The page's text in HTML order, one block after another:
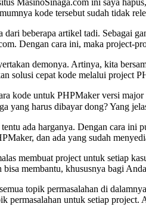
kode tersebut sudah tidak
beberapa artikel tadi. Sebagai
Dengan cara ini, maka project-
demonya. Artinya, kita
solusi cepat kode melalui project
kode untuk PHPMaker versi
yang harus dibayar dong? Yang
ada harganya. Dengan cara
dan ada yang sudah
membuat project untuk setiap
membantu, khususnya bagi
topik permasalahan di
permasalahan untuk setiap